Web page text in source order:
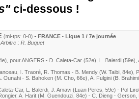
ci-dessous !
(mi-tps: 0-0) - FRANCE - Ligue 1 / 7e journée
: R. Buquet
, pourANGERS - D. Caleta-Car (52e) L. Balerdi (59e)
I. Traoré R. Thomas - B. Mendy (W. Taibi , 84e)
Ounahi - S. Bahoken (M. Cho , 66e) A. Fulgini (B. Brahimi
Car, L. Balerdi J. Amavi (Luan Peres , 59e) - Pol
, A. Harit (M. Guendouzi , 84e) - C. Dieng - Gerson